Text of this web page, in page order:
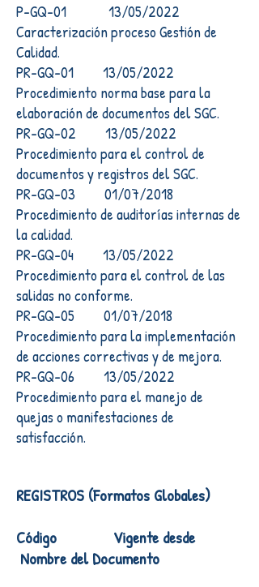
P-GQ-01 13/05/2022
Caracterización proceso Gestión de
Calidad.
PR-GQ-01 13/05/2022
Procedimiento norma base para la
elaboración de documentos del SGC.
PR-GQ-02 13/05/2022
Procedimiento para el control de
documentos y registros del SGC.
PR-GQ-03 01/07/2018
Procedimiento de auditorías internas de
la calidad.
PR-GQ-04 13/05/2022
Procedimiento para el control de las
salidas no conforme.
PR-GQ-05 01/07/2018
Procedimiento para la implementación
de acciones correctivas y de mejora.
PR-GQ-06 13/05/2022
Procedimiento para el manejo de
quejas o manifestaciones de
satisfacción.
REGISTROS (Formatos Globales)
Código Vigente desde
Nombre del Documento